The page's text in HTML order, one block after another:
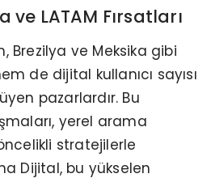
ve LATAM Fırsatları
Brezilya ve Meksika gibi
de dijital kullanıcı sayısı
pazarlardır. Bu
yerel arama
stratejilerle
Dijital, bu yükselen